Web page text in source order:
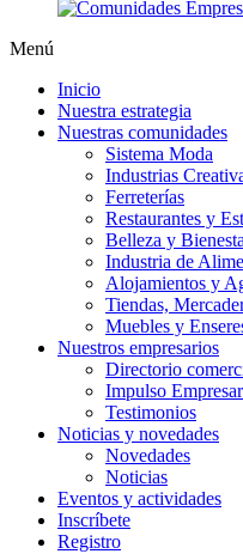
Menú
Inicio
Nuestra estrategia
Nuestras comunidades
Sistema Moda
Industrias
Ferreterías
Restaurantes y
Belleza y
Industria de
Alojamientos y
Tiendas,
Muebles y
Nuestros empresarios
Directorio
Impulso
Testimonios
Noticias y novedades
Novedades
Noticias
Eventos y actividades
Inscríbete
Registro